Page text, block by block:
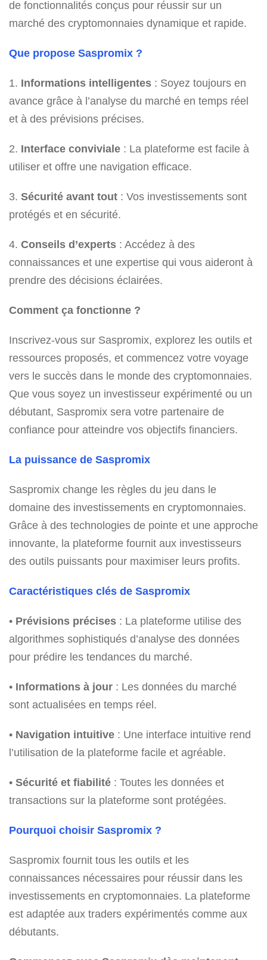
de fonctionnalités conçus pour réussir sur un
marché des cryptomonnaies dynamique et rapide.
Que propose Saspromix ?
1. Informations intelligentes : Soyez toujours en
avance grâce à l’analyse du marché en temps réel
et à des prévisions précises.
2. Interface conviviale : La plateforme est facile à
utiliser et offre une navigation efficace.
3. Sécurité avant tout : Vos investissements sont
protégés et en sécurité.
4. Conseils d’experts : Accédez à des
connaissances et une expertise qui vous aideront à
prendre des décisions éclairées.
Comment ça fonctionne ?
Inscrivez-vous sur Saspromix, explorez les outils et
ressources proposés, et commencez votre voyage
vers le succès dans le monde des cryptomonnaies.
Que vous soyez un investisseur expérimenté ou un
débutant, Saspromix sera votre partenaire de
confiance pour atteindre vos objectifs financiers.
La puissance de Saspromix
Saspromix change les règles du jeu dans le
domaine des investissements en cryptomonnaies.
Grâce à des technologies de pointe et une approche
innovante, la plateforme fournit aux investisseurs
des outils puissants pour maximiser leurs profits.
Caractéristiques clés de Saspromix
• Prévisions précises : La plateforme utilise des
algorithmes sophistiqués d’analyse des données
pour prédire les tendances du marché.
• Informations à jour : Les données du marché
sont actualisées en temps réel.
• Navigation intuitive : Une interface intuitive rend
l’utilisation de la plateforme facile et agréable.
• Sécurité et fiabilité : Toutes les données et
transactions sur la plateforme sont protégées.
Pourquoi choisir Saspromix ?
Saspromix fournit tous les outils et les
connaissances nécessaires pour réussir dans les
investissements en cryptomonnaies. La plateforme
est adaptée aux traders expérimentés comme aux
débutants.